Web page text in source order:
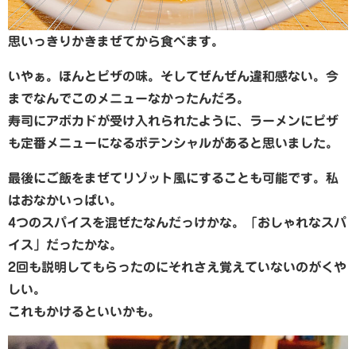
思いっきりかきまぜてから食べます。
いやぁ。ほんとピザの味。そしてぜんぜん違和感ない。今
までなんでこのメニューなかったんだろ。
寿司にアボカドが受け入れられたように、ラーメンにピザ
も定番メニューになるポテンシャルがあると思いました。
最後にご飯をまぜてリゾット風にすることも可能です。私
はおなかいっぱい。
4つのスパイスを混ぜたなんだっけかな。「おしゃれなスパ
イス」だったかな。
2回も説明してもらったのにそれさえ覚えていないのがくや
しい。
これもかけるといいかも。